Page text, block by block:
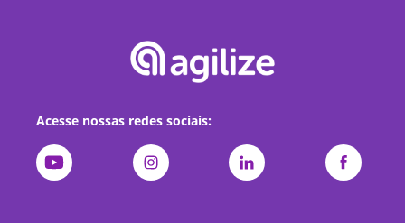
Acesse nossas redes sociais: